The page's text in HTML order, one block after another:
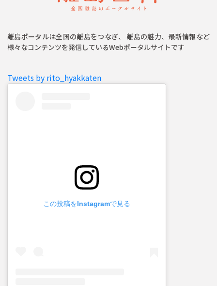
離島ポータルは全国の離島をつなぎ、 離島の魅力、最新情報など
様々なコンテンツを発信しているWebポータルサイトです
Tweets by rito_hyakkaten
この投稿をInstagramで見る